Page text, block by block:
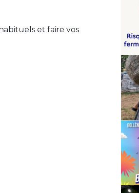
et faire vos